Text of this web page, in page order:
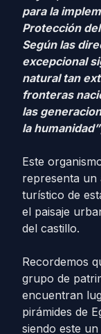
para la
Protección
Según las
excepcional
natural tan
fronteras
las
la humanidad”
Este
representa un
turístico de
el paisaje
del castillo.
Recordemos
grupo de
encuentran
pirámides de
siendo este